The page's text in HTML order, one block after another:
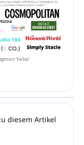
diesem Artikel